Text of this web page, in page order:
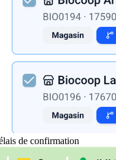
de confirmation